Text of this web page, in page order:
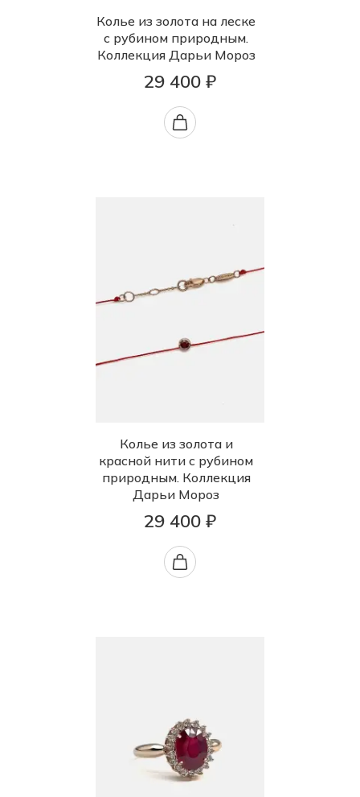
Колье из золота на леске
с рубином природным.
Коллекция Дарьи Мороз
29 400 ₽
Колье из золота и
красной нити с рубином
природным. Коллекция
Дарьи Мороз
29 400 ₽